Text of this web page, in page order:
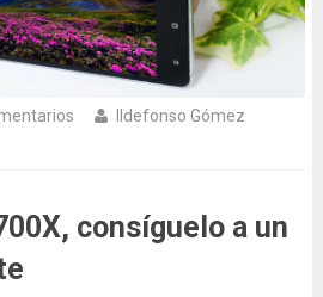
Ildefonso Gómez
consíguelo a un